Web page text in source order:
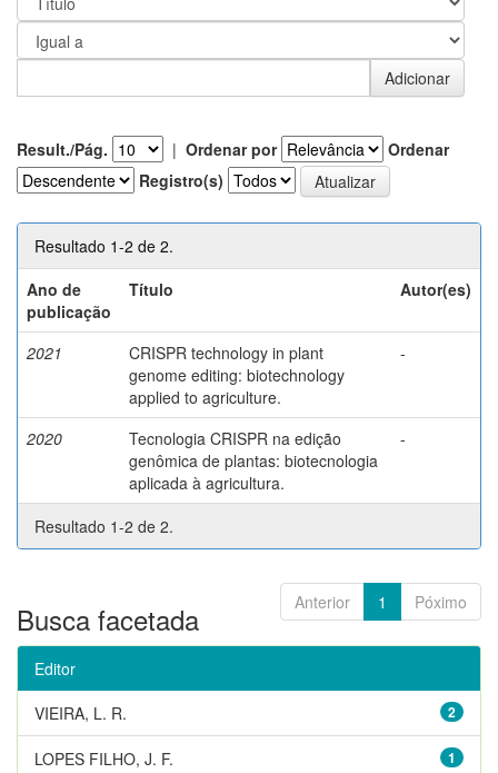
Result./Pág. | Ordenar por
Ordenar
Registro(s)
Resultado 1-2 de 2.
Ano de
publicação
Título Autor(es)
2021
CRISPR technology in plant
genome editing: biotechnology
applied to agriculture.
-
2020
Tecnologia CRISPR na edição
genômica de plantas: biotecnologia
aplicada à agricultura.
-
Resultado 1-2 de 2.
Anterior 1 Póximo
Busca facetada
Editor
2
VIEIRA, L. R.
1
LOPES FILHO, J. F.